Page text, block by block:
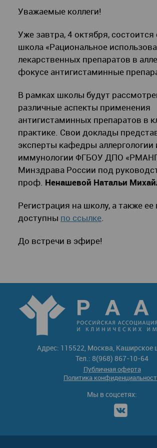
Уважаемые коллеги!
Уже завтра, 4 октября, состоится
школа «Рациональное
лекарственных препаратов в
фокусе антигистаминные
В рамках школы будут
различные аспекты применения
антигистаминных препаратов в
практике. Свои доклады
эксперты кафедры аллергологии
иммунологии ФГБОУ ДПО
Минздрава России под
проф. Ненашевой Натальи
Регистрация на школу, а также
доступны по ссылке
До встречи в эфире!
Адрес: 115522, Москва, Каширское
Тел.: 8(968) 867-10-64
Публичная оферта
Политика
Мы в соцсетях: